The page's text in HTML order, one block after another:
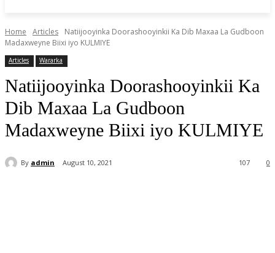
Home Articles
Natiijooyinka Doorashooyinkii Ka Dib Maxaa La Gudboon
Madaxweyne Biixi iyo KULMIYE
Articles Wararka
Natiijooyinka Doorashooyinkii Ka
Dib Maxaa La Gudboon
Madaxweyne Biixi iyo KULMIYE
By admin August 10, 2021 0
107